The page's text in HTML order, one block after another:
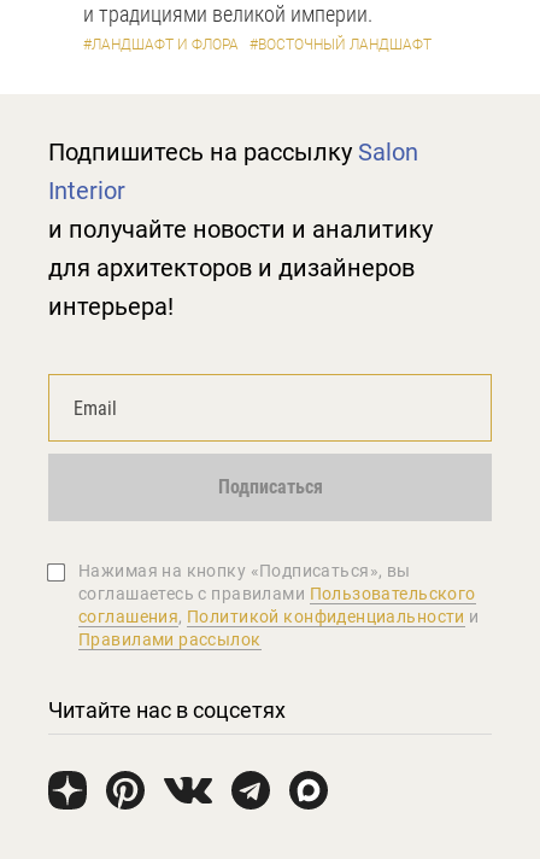
и традициями великой империи.
#ЛАНДШАФТ И ФЛОРА #ВОСТОЧНЫЙ ЛАНДШАФТ
Подпишитесь на рассылку Salon
Interior
и получайте новости и аналитику
для архитекторов и дизайнеров
интерьера!
Подписаться
Нажимая на кнопку «Подписаться», вы
соглашаетеcь с правилами Пользовательского
соглашения, Политикой конфиденциальности и
Правилами рассылок
Читайте нас в соцсетях